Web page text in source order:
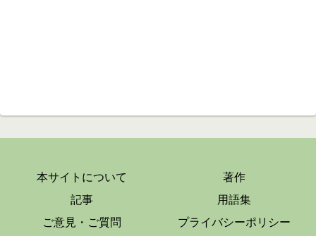
本サイトについて
著作
記事
用語集
ご意見・ご質問
プライバシーポリシー